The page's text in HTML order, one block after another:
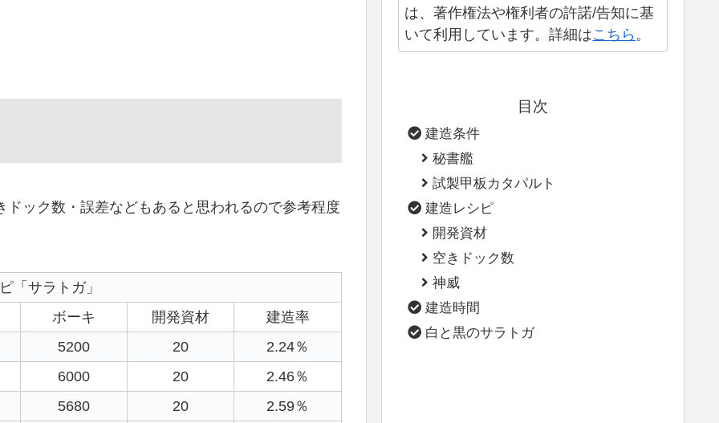
ック数・誤差などもあると思われるので参考程度
「サラトガ」
ボーキ
開発資材
建造率
5200
20
2.24％
6000
20
2.46％
5680
20 2.59％
は、著作権法や権利者の許諾/告知に基
いて利用しています。詳細はこちら 。
目次
建造条件
秘書艦
試製甲板カタパルト
建造レシピ
開発資材
空きドック数
神威
建造時間
白と黒のサラトガ